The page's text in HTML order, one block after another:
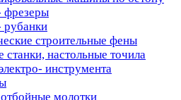
фрезеры
рубанки
строительные фены
станки, настольные точила
инструмента
молотки